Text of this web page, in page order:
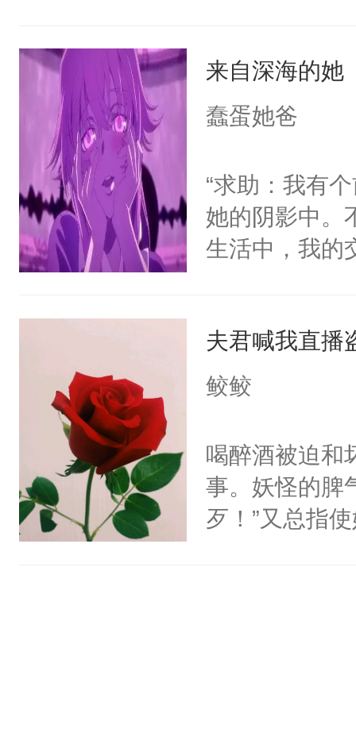
改了你的系统
么，开心的
个才会是你的
默局，从此开
（挂）的人生
生活，瞬间
（跳）。少女
核善：“嘘，
来自深海的她
蠢蛋她爸
“求助：我有
她的阴影中。
生活中，我的
伴们认真看就
事~会有悬疑
文文哦~
夫君喊我直播
鲛鲛
喝醉酒被迫和
事。妖怪的脾
歹！”又总指